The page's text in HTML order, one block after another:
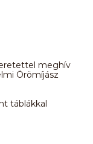
meghív
Örömíjász
táblákkal